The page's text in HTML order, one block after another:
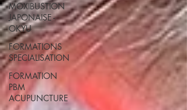
MOXIBUSTION
JAPONAISE -
OKYU
FORMATIONS
SPECIALISATION
FORMATION
PBM
ACUPUNCTURE